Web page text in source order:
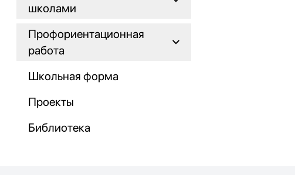
школами
Профориентационная
работа
Школьная форма
Проекты
Библиотека